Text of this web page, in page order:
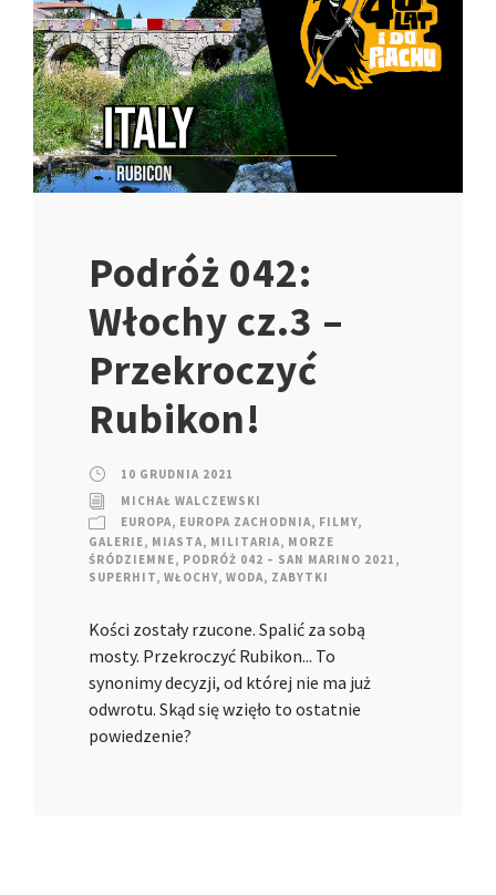
Podróż 042:
Włochy cz.3 –
Przekroczyć
Rubikon!
10 GRUDNIA 2021
MICHAŁ WALCZEWSKI
EUROPA, EUROPA ZACHODNIA, FILMY,
GALERIE, MIASTA, MILITARIA, MORZE
ŚRÓDZIEMNE, PODRÓŻ 042 – SAN MARINO 2021 ,
SUPERHIT, WŁOCHY, WODA, ZABYTKI
Kości zostały rzucone. Spalić za sobą
mosty. Przekroczyć Rubikon... To
synonimy decyzji, od której nie ma już
odwrotu. Skąd się wzięło to ostatnie
powiedzenie?